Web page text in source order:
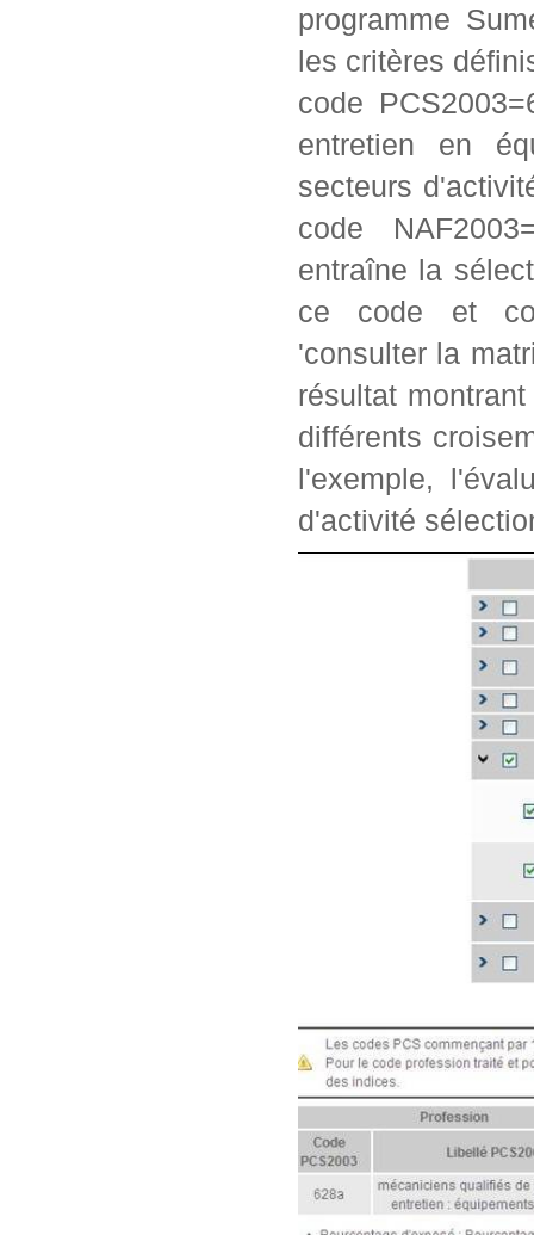
programme
les critères
code
entretien en
secteurs
code
entraîne la
ce code et
'consulter la
résultat
différents
l'exemple,
d'activité